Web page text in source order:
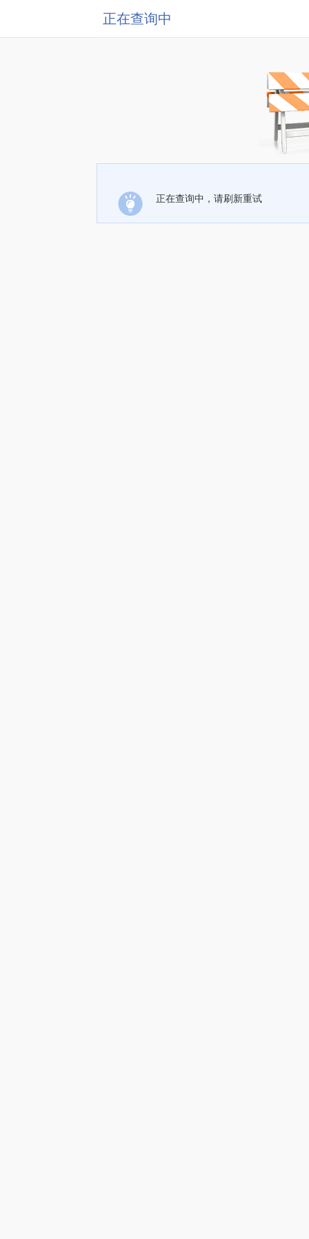
正在查询中
正在查询中，请刷新重试